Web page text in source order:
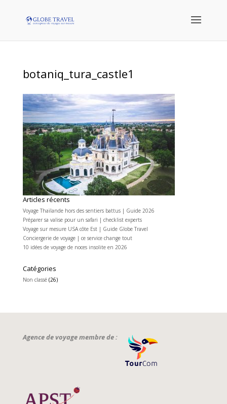
botaniq_tura_castle1
Articles récents
Voyage Thaïlande hors des sentiers battus | Guide 2026
Préparer sa valise pour un safari | checklist experts
Voyage sur mesure USA côte Est | Guide Globe Travel
Conciergerie de voyage | ce service change tout
10 idées de voyage de noces insolite en 2026
Catégories
Non classé(26)
Agence de voyage membre de :